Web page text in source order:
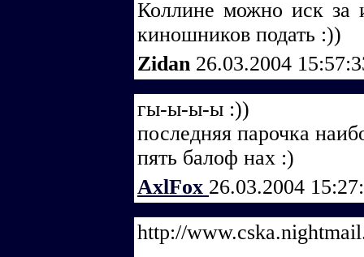
Коллине можно иск за
киношников подать :))
Zidan 26.03.2004
гы-ы-ы-ы :))
последняя парочка
пять балоф нах :)
AxlFox 26.03.2004
http://